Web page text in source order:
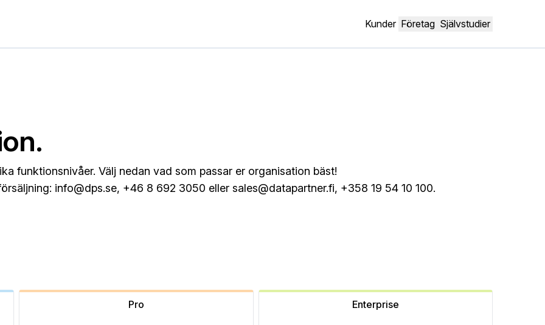
Kunder Företag Självstudier
funktionsnivåer. Välj nedan vad som passar er organisation bäst!
info@dps.se, +46 8 692 3050 eller sales@datapartner.fi, +358 19 54 10 100.
Pro Enterprise